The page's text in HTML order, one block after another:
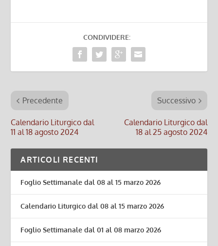
CONDIVIDERE:
Precedente
Calendario Liturgico dal
11 al 18 agosto 2024
Successivo
Calendario Liturgico dal
18 al 25 agosto 2024
ARTICOLI RECENTI
Foglio Settimanale dal 08 al 15 marzo 2026
Calendario Liturgico dal 08 al 15 marzo 2026
Foglio Settimanale dal 01 al 08 marzo 2026